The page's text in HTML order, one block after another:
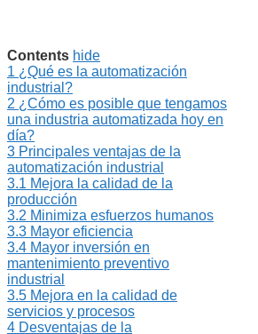
Contents hide
1 ¿Qué es la automatización
industrial?
2 ¿Cómo es posible que tengamos
una industria automatizada hoy en
día?
3 Principales ventajas de la
automatización industrial
3.1 Mejora la calidad de la
producción
3.2 Minimiza esfuerzos humanos
3.3 Mayor eficiencia
3.4 Mayor inversión en
mantenimiento preventivo
industrial
3.5 Mejora en la calidad de
servicios y procesos
4 Desventajas de la